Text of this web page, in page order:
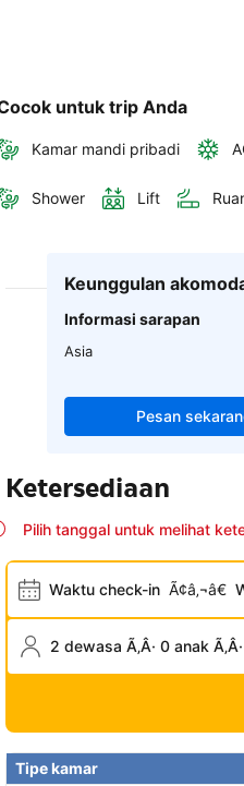
untuk trip Anda
Kamar mandi pribadi
Shower Lift
Keunggulan
Informasi sarapan
Asia
Pesan
Ketersediaan
Pilih tanggal untuk melihat
Waktu check-in Ã¢â‚¬â€
2 dewasa Ã‚Â· 0 anak
Tipe kamar